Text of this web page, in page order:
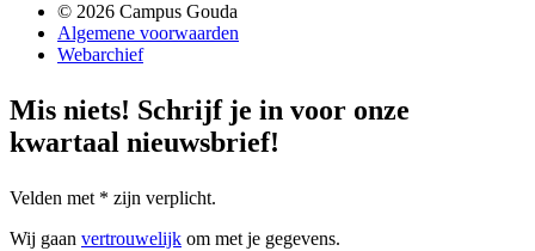
© 2026 Campus Gouda
Algemene voorwaarden
Webarchief
Mis niets! Schrijf je in voor onze
kwartaal nieuwsbrief!
Velden met * zijn verplicht.
Wij gaan vertrouwelijk om met je gegevens.